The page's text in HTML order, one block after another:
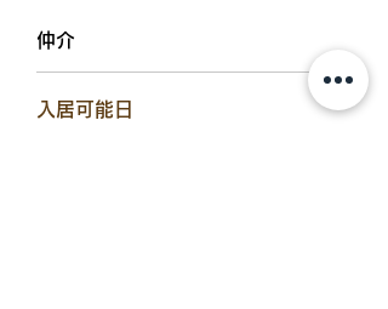
仲介
​入居可能日